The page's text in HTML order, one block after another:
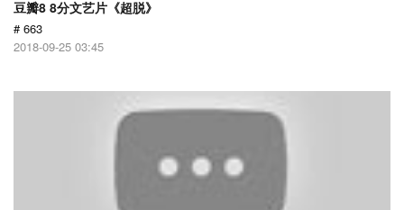
豆瓣8 8分文艺片《超脱》
# 663
2018-09-25 03:45